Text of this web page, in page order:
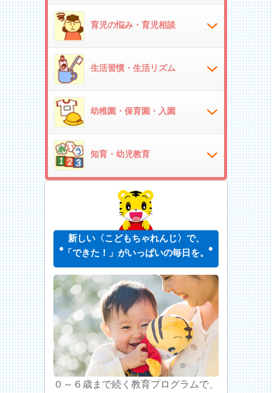
育児の悩み・育児相談
生活習慣・生活リズム
幼稚園・保育園・入園
知育・幼児教育
新しい〈こどもちゃれんじ〉で、
「できた！」がいっぱいの毎日を。
０～６歳まで続く教育プログラムで、